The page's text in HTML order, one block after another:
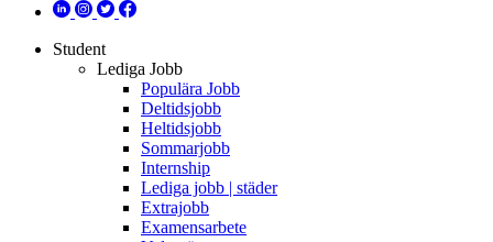
Student
Lediga Jobb
Populära Jobb
Deltidsjobb
Heltidsjobb
Sommarjobb
Internship
Lediga jobb | städer
Extrajobb
Examensarbete